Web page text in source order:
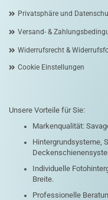
Privatsphäre und
Versand- &
Widerrufsrecht &
Cookie Einstellungen
Unsere Vorteile für Sie:
Markenqualität:
Hintergrundsysteme,
Individuelle
Breite.
Professionelle